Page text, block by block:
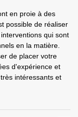
en proie à des
possible de réaliser
qui sont
en la matière.
de placer votre
d'expérience et
intéressants et